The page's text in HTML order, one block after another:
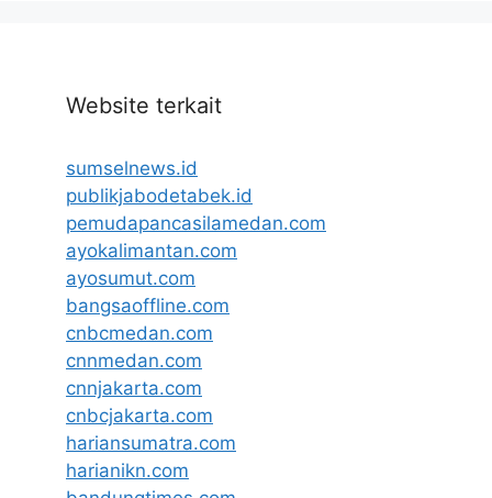
Website terkait
sumselnews.id
publikjabodetabek.id
pemudapancasilamedan.com
ayokalimantan.com
ayosumut.com
bangsaoffline.com
cnbcmedan.com
cnnmedan.com
cnnjakarta.com
cnbcjakarta.com
hariansumatra.com
harianikn.com